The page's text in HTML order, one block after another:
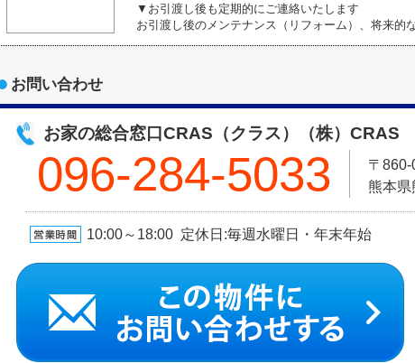
▼お引渡し後も定期的にご連絡いたします
お引渡し後のメンテナンス（リフォーム）、将来的
お問い合わせ
お家の総合窓口CRAS（クラス）（株）CRAS
096-284-5033
〒860-
熊本
10:00～18:00 定休日:毎週水曜日・年末年始